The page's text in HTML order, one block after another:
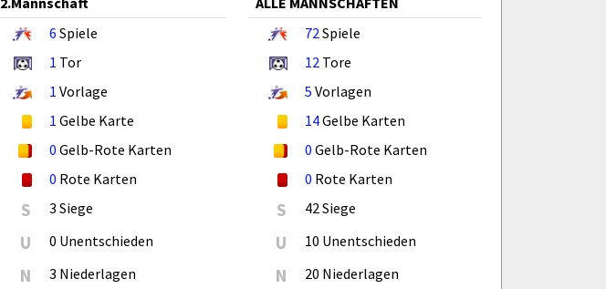
6 Spiele
1 Tor
1 Vorlage
1 Gelbe Karte
0 Gelb-Rote Karten
0 Rote Karten
S 3 Siege
U 0 Unentschieden
N 3 Niederlagen
72Spiele
12 Tore
5 Vorlagen
14Gelbe Karten
0 Gelb-Rote Karten
0 Rote Karten
S 42 Siege
U 10 Unentschieden
N 20 Niederlagen